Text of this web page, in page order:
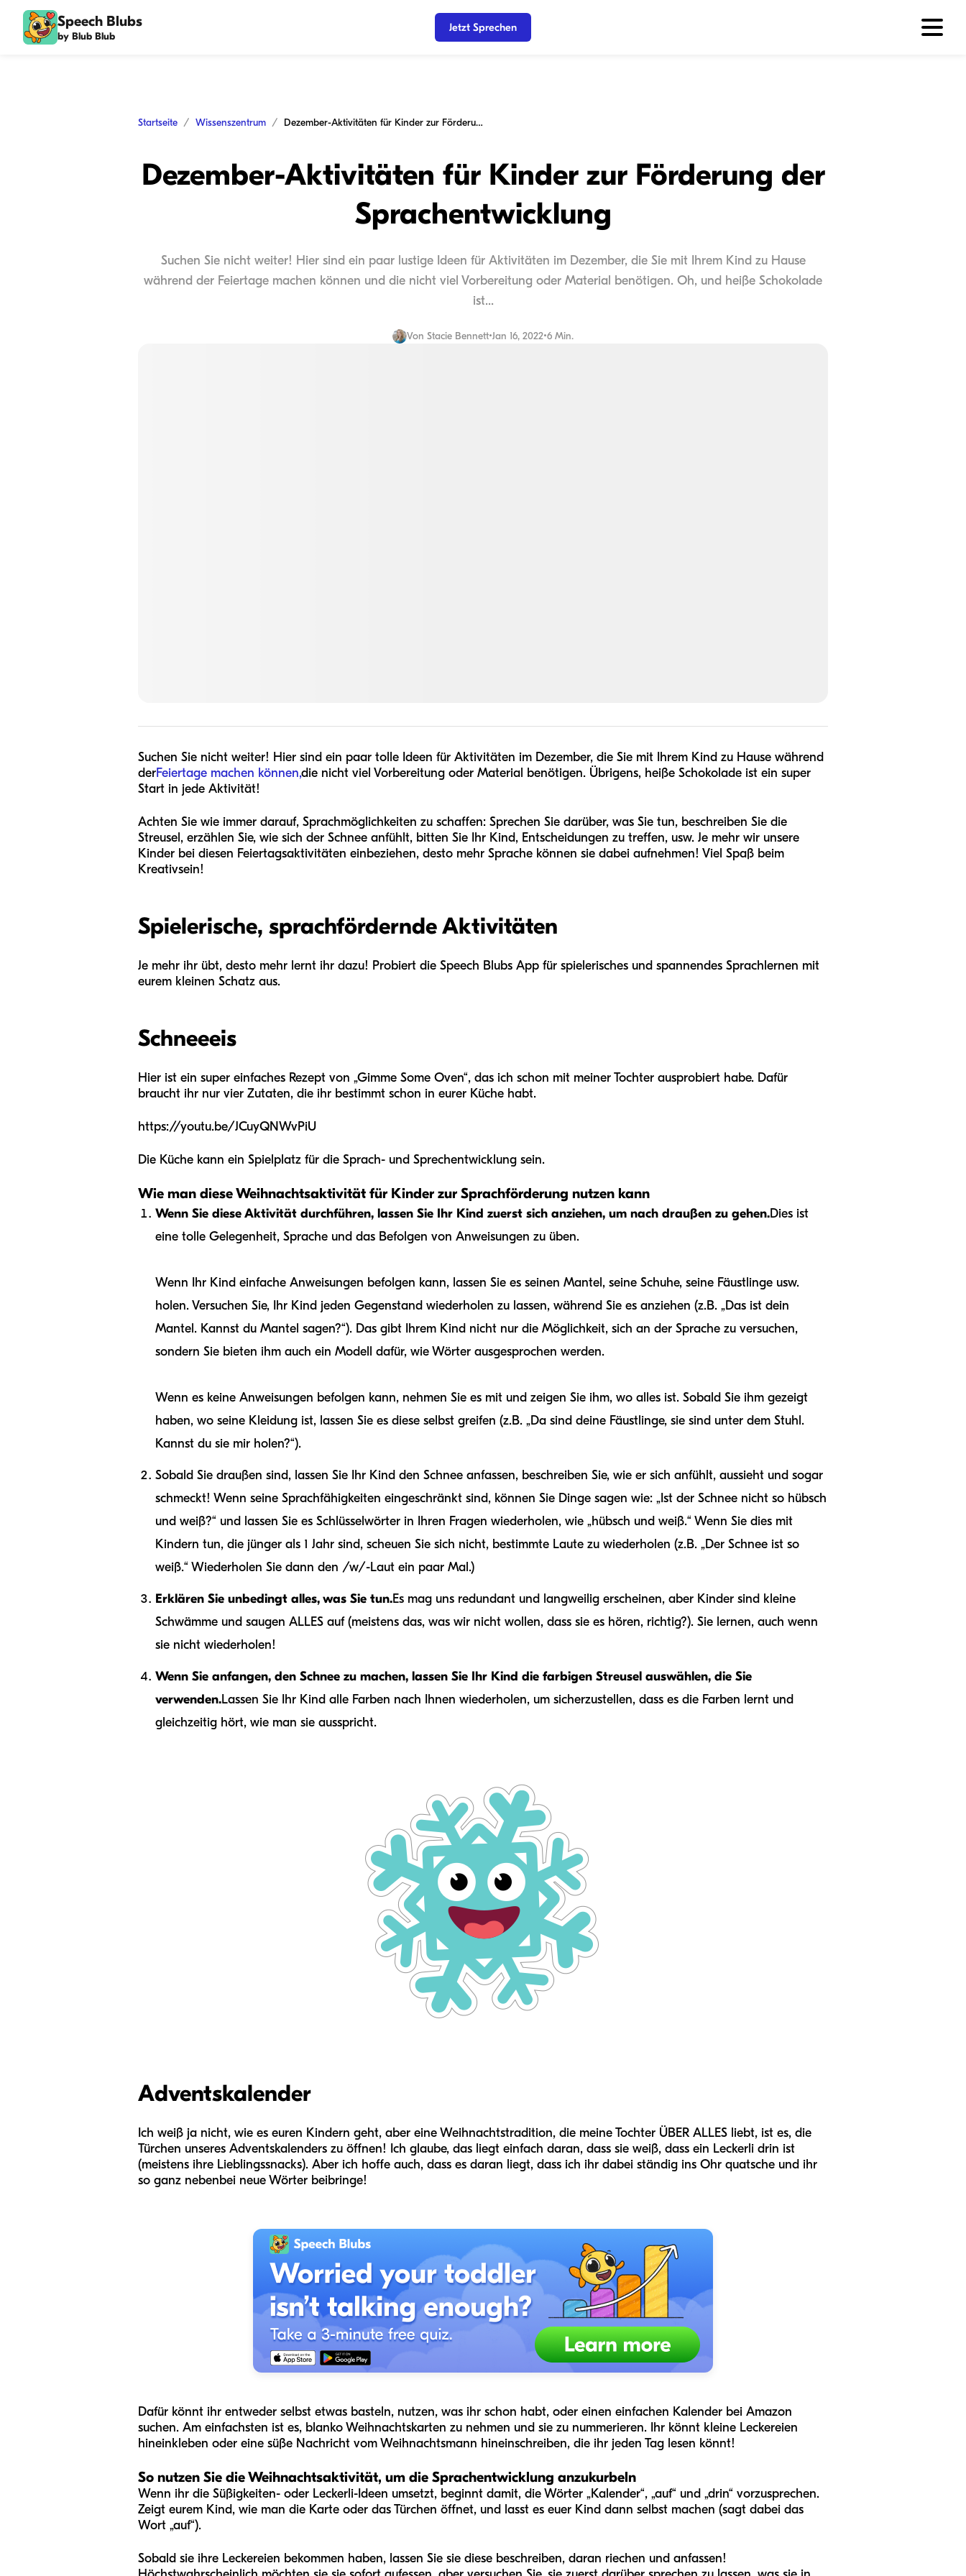
Speech Blubs
by Blub Blub
Jetzt Sprechen
Startseite Wissenszentrum Dezember-Aktivitäten für Kinder zur Förderung der Sprachentwicklung
Dezember-Aktivitäten für Kinder zur Förderung der
Sprachentwicklung
Suchen Sie nicht weiter! Hier sind ein paar lustige Ideen für Aktivitäten im Dezember, die Sie mit Ihrem Kind zu Hause
während der Feiertage machen können und die nicht viel Vorbereitung oder Material benötigen. Oh, und heiße Schokolade
ist...
Von Stacie Bennett•Jan 16, 2022•6 Min.
Suchen Sie nicht weiter! Hier sind ein paar tolle Ideen für Aktivitäten im Dezember, die Sie mit Ihrem Kind zu Hause während
derFeiertage machen können,die nicht viel Vorbereitung oder Material benötigen. Übrigens, heiße Schokolade ist ein super
Start in jede Aktivität!
Achten Sie wie immer darauf, Sprachmöglichkeiten zu schaffen: Sprechen Sie darüber, was Sie tun, beschreiben Sie die
Streusel, erzählen Sie, wie sich der Schnee anfühlt, bitten Sie Ihr Kind, Entscheidungen zu treffen, usw. Je mehr wir unsere
Kinder bei diesen Feiertagsaktivitäten einbeziehen, desto mehr Sprache können sie dabei aufnehmen! Viel Spaß beim
Kreativsein!
Spielerische, sprachfördernde Aktivitäten
Je mehr ihr übt, desto mehr lernt ihr dazu! Probiert die Speech Blubs App für spielerisches und spannendes Sprachlernen mit
eurem kleinen Schatz aus.
Schneeeis
Hier ist ein super einfaches Rezept von „Gimme Some Oven“, das ich schon mit meiner Tochter ausprobiert habe. Dafür
braucht ihr nur vier Zutaten, die ihr bestimmt schon in eurer Küche habt.
https://youtu.be/JCuyQNWvPiU
Die Küche kann ein Spielplatz für die Sprach- und Sprechentwicklung sein.
Wie man diese Weihnachtsaktivität für Kinder zur Sprachförderung nutzen kann
Wenn Sie diese Aktivität durchführen, lassen Sie Ihr Kind zuerst sich anziehen, um nach draußen zu gehen.Dies ist
eine tolle Gelegenheit, Sprache und das Befolgen von Anweisungen zu üben.
Wenn Ihr Kind einfache Anweisungen befolgen kann, lassen Sie es seinen Mantel, seine Schuhe, seine Fäustlinge usw.
holen. Versuchen Sie, Ihr Kind jeden Gegenstand wiederholen zu lassen, während Sie es anziehen (z.B. „Das ist dein
Mantel. Kannst du Mantel sagen?“). Das gibt Ihrem Kind nicht nur die Möglichkeit, sich an der Sprache zu versuchen,
sondern Sie bieten ihm auch ein Modell dafür, wie Wörter ausgesprochen werden.
Wenn es keine Anweisungen befolgen kann, nehmen Sie es mit und zeigen Sie ihm, wo alles ist. Sobald Sie ihm gezeigt
haben, wo seine Kleidung ist, lassen Sie es diese selbst greifen (z.B. „Da sind deine Fäustlinge, sie sind unter dem Stuhl.
Kannst du sie mir holen?“).
Sobald Sie draußen sind, lassen Sie Ihr Kind den Schnee anfassen, beschreiben Sie, wie er sich anfühlt, aussieht und sogar
schmeckt! Wenn seine Sprachfähigkeiten eingeschränkt sind, können Sie Dinge sagen wie: „Ist der Schnee nicht so hübsch
und weiß?“ und lassen Sie es Schlüsselwörter in Ihren Fragen wiederholen, wie „hübsch und weiß.“ Wenn Sie dies mit
Kindern tun, die jünger als 1 Jahr sind, scheuen Sie sich nicht, bestimmte Laute zu wiederholen (z.B. „Der Schnee ist so
weiß.“ Wiederholen Sie dann den /w/-Laut ein paar Mal.)
Erklären Sie unbedingt alles, was Sie tun.Es mag uns redundant und langweilig erscheinen, aber Kinder sind kleine
Schwämme und saugen ALLES auf (meistens das, was wir nicht wollen, dass sie es hören, richtig?). Sie lernen, auch wenn
sie nicht wiederholen!
Wenn Sie anfangen, den Schnee zu machen, lassen Sie Ihr Kind die farbigen Streusel auswählen, die Sie
verwenden.Lassen Sie Ihr Kind alle Farben nach Ihnen wiederholen, um sicherzustellen, dass es die Farben lernt und
gleichzeitig hört, wie man sie ausspricht.
Adventskalender
Ich weiß ja nicht, wie es euren Kindern geht, aber eine Weihnachtstradition, die meine Tochter ÜBER ALLES liebt, ist es, die
Türchen unseres Adventskalenders zu öffnen! Ich glaube, das liegt einfach daran, dass sie weiß, dass ein Leckerli drin ist
(meistens ihre Lieblingssnacks). Aber ich hoffe auch, dass es daran liegt, dass ich ihr dabei ständig ins Ohr quatsche und ihr
so ganz nebenbei neue Wörter beibringe!
Dafür könnt ihr entweder selbst etwas basteln, nutzen, was ihr schon habt, oder einen einfachen Kalender bei Amazon
suchen. Am einfachsten ist es, blanko Weihnachtskarten zu nehmen und sie zu nummerieren. Ihr könnt kleine Leckereien
hineinkleben oder eine süße Nachricht vom Weihnachtsmann hineinschreiben, die ihr jeden Tag lesen könnt!
So nutzen Sie die Weihnachtsaktivität, um die Sprachentwicklung anzukurbeln
Wenn ihr die Süßigkeiten- oder Leckerli-Ideen umsetzt, beginnt damit, die Wörter „Kalender“, „auf“ und „drin“ vorzusprechen.
Zeigt eurem Kind, wie man die Karte oder das Türchen öffnet, und lasst es euer Kind dann selbst machen (sagt dabei das
Wort „auf“).
Sobald sie ihre Leckereien bekommen haben, lassen Sie sie diese beschreiben, daran riechen und anfassen!